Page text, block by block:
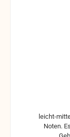
leicht-mittel Antiquariat, gebrauchte, aber
Noten.